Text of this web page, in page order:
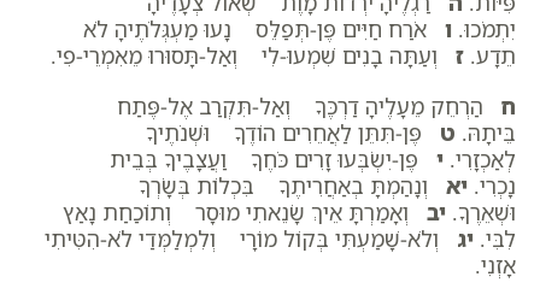
יִתְמֹכוּ. ו אֹרַח חַיִּים פֶּן-תְּפַלֵּס נָעוּ מַעְגְּלֹתֶיהָ לֹא
תֵדָע. ז וְעַתָּה בָנִים שִׁמְעוּ-לִי וְאַל-תָּסוּרוּ מֵאִמְרֵי-פִי.
ח הַרְחֵק מֵעָלֶיהָ דַרְכֶּךָ וְאַל-תִּקְרַב אֶל-פֶּתַח
בֵּיתָהּ. ט פֶּן-תִּתֵּן לַאֲחֵרִים הוֹדֶךָ וּשְׁנֹתֶיךָ
לְאַכְזָרִי. י פֶּן-יִשְׂבְּעוּ זָרִים כֹּחֶךָ וַעֲצָבֶיךָ בְּבֵית
נָכְרִי. יא וְנָהַמְתָּ בְאַחֲרִיתֶךָ בִּכְלוֹת בְּשָׂרְךָ
וּשְׁאֵרֶךָ. יב וְאָמַרְתָּ אֵיךְ שָׂנֵאתִי מוּסָר וְתוֹכַחַת נָאַץ
לִבִּי. יג וְלֹא-שָׁמַעְתִּי בְּקוֹל מוֹרָי וְלִמְלַמְּדַי לֹא-הִטִּיתִי
אָזְנִי.